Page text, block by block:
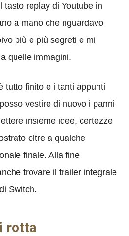
tasto replay di Youtube in
a mano che riguardavo
più e più segreti e mi
quelle immagini.
tutto finito e i tanti appunti
vestire di nuovo i panni
insieme idee, certezze
oltre a qualche
finale. Alla fine
trovare il trailer integrale
Switch.
rotta